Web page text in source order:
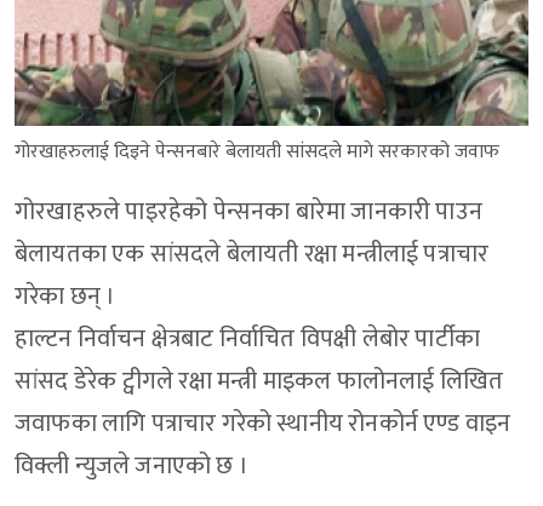
गोरखाहरुलाई दिइने पेन्सनबारे बेलायती सांसदले मागे सरकारको जवाफ
गोरखाहरुले पाइरहेको पेन्सनका बारेमा जानकारी पाउन
बेलायतका एक सांसदले बेलायती रक्षा मन्त्रीलाई पत्राचार
गरेका छन् ।
हाल्टन निर्वाचन क्षेत्रबाट निर्वाचित विपक्षी लेबोर पार्टीका
सांसद डेरेक ट्वीगले रक्षा मन्त्री माइकल फालोनलाई लिखित
जवाफका लागि पत्राचार गरेको स्थानीय रोनकोर्न एण्ड वाइन
विक्ली न्युजले जनाएको छ ।